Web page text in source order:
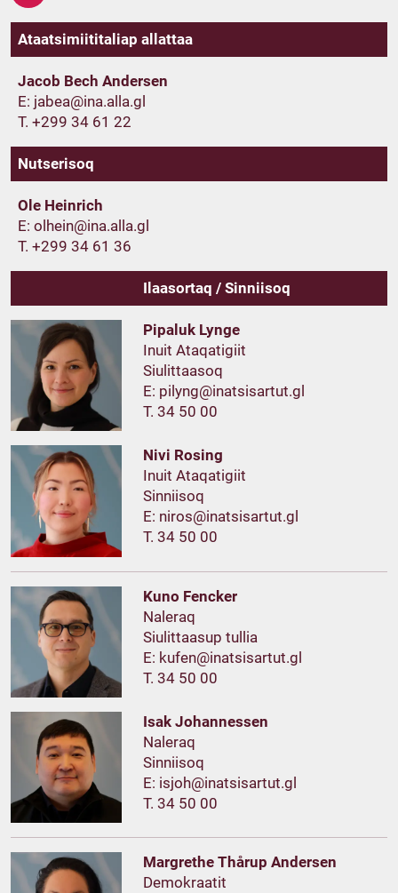
Ataatsimiititaliap allattaa
Jacob Bech Andersen
E:
T. +299 34 61 22
Nutserisoq
Ole Heinrich
E:
T. +299 34 61 36
Ilaasortaq / Sinniisoq
Pipaluk Lynge
Inuit Ataqatigiit
Siulittaasoq
E:
T. 34 50 00
Nivi Rosing
Inuit Ataqatigiit
Sinniisoq
E:
T. 34 50 00
Kuno Fencker
Naleraq
Siulittaasup tullia
E:
T. 34 50 00
Isak Johannessen
Naleraq
Sinniisoq
E:
T. 34 50 00
Margrethe Thårup Andersen
Demokraatit